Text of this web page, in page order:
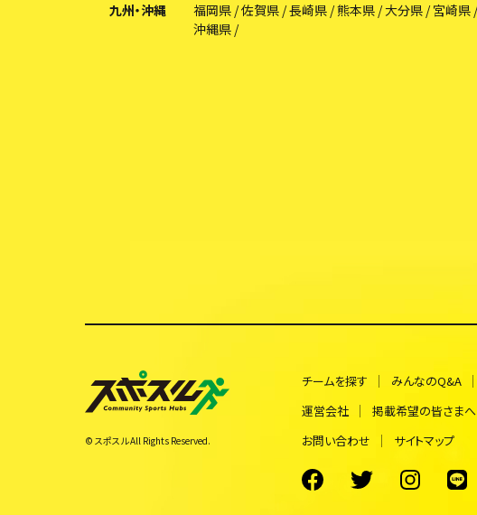
九州・沖縄
福岡県 佐賀県 長崎県 熊本県 大分県 宮崎県
沖縄県
© スポスル All Rights Reserved.
チームを探す みんなのQ&A
運営会社
掲載希望の皆さまへ
お問い合わせ
サイトマップ